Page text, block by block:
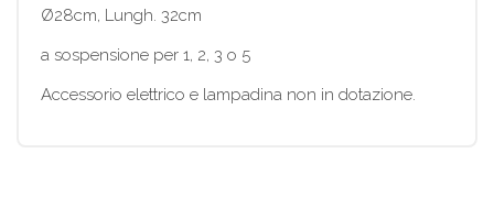
Ø28cm, Lungh. 32cm
a sospensione per 1, 2, 3 o 5
Accessorio elettrico e lampadina non in dotazione.